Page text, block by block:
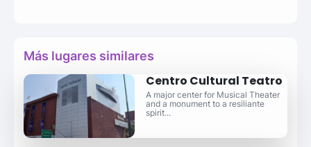
Más lugares similares
Centro Cultural Teatro
A major center for Musical Theater
and a monument to a resiliante
spirit...